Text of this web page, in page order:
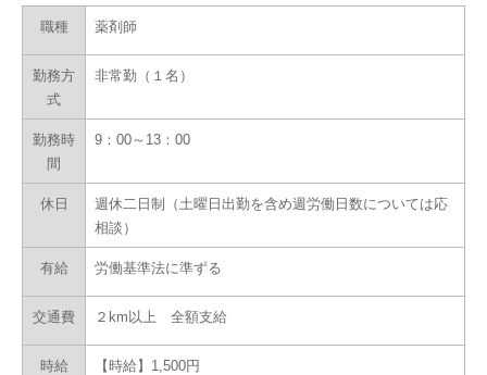
職種 薬剤師
勤務方
式
非常勤（１名）
勤務時
間
9：00～13：00
休日
週休二日制（土曜日出勤を含め週労働日数については応
相談）
有給 労働基準法に準ずる
交通費 ２km以上 全額支給
時給 【時給】1,500円
看護師採用情報